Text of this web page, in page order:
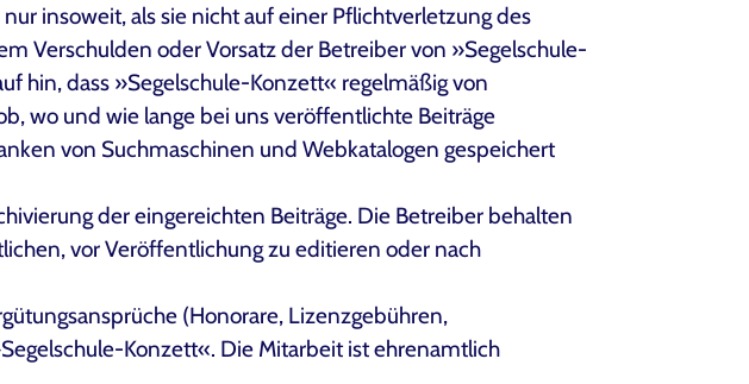
insoweit, als sie nicht auf einer Pflichtverletzung des
Verschulden oder Vorsatz der Betreiber von »Segelschule-
hin, dass »Segelschule-Konzett« regelmäßig von
wo und wie lange bei uns veröffentlichte Beiträge
von Suchmaschinen und Webkatalogen gespeichert
der eingereichten Beiträge. Die Betreiber behalten
vor Veröffentlichung zu editieren oder nach
(Honorare, Lizenzgebühren,
Konzett«. Die Mitarbeit ist ehrenamtlich